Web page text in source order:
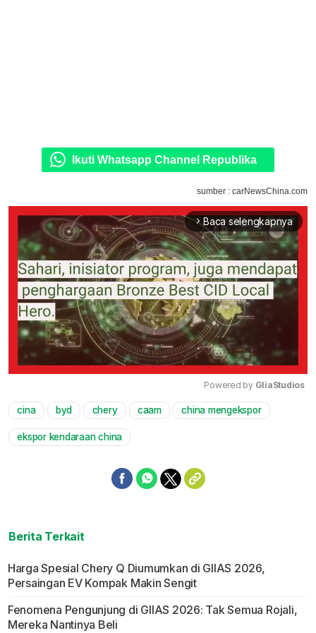
Ikuti Whatsapp Channel Republika
sumber : carNewsChina.com
arrow_forward_ios Baca selengkapnya
Mute
Powered by GliaStudios
cina byd chery caam china mengekspor
ekspor kendaraan china
Berita Terkait
Harga Spesial Chery Q Diumumkan di GIIAS 2026,
Persaingan EV Kompak Makin Sengit
Fenomena Pengunjung di GIIAS 2026: Tak Semua Rojali,
Mereka Nantinya Beli